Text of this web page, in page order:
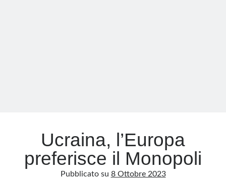
Ucraina, l’Europa
preferisce il Monopoli
Pubblicato su 8 Ottobre 2023